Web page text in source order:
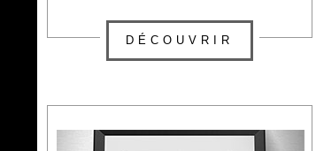
DÉCOUVRIR